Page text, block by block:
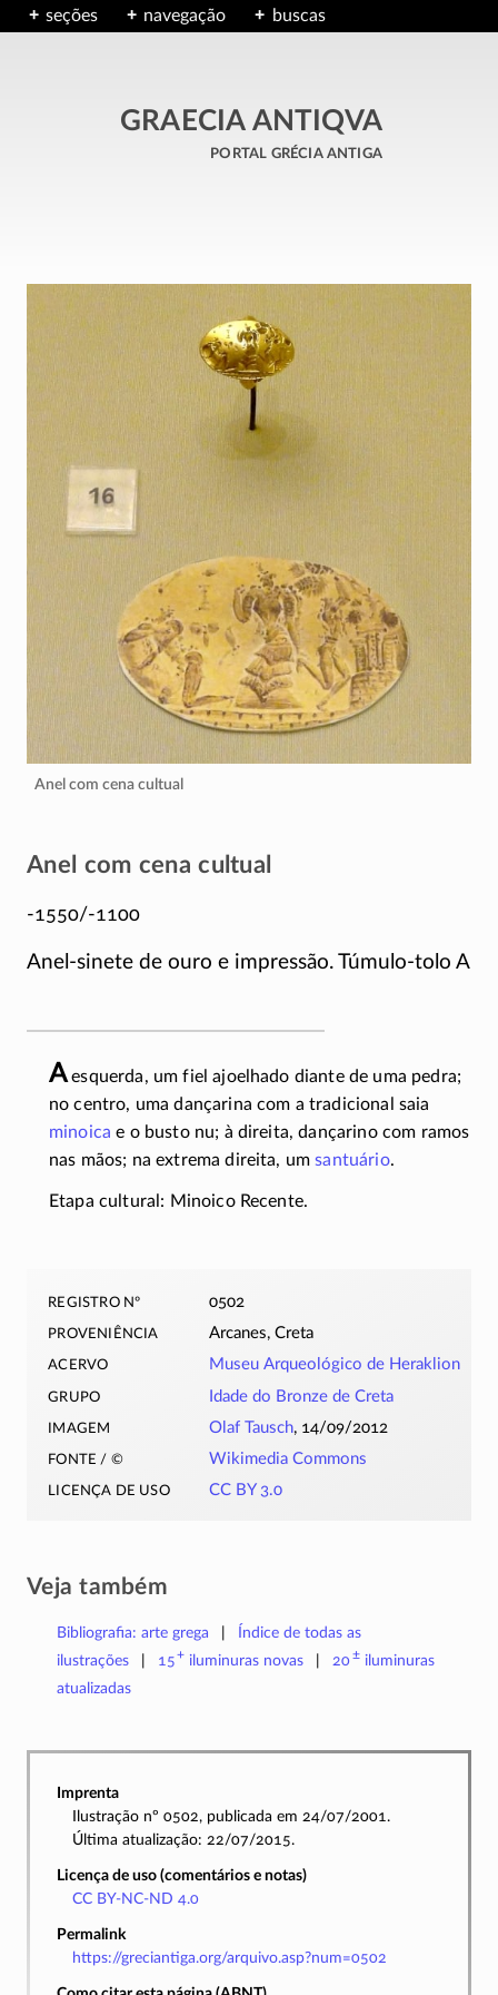
seções navegação buscas
GRAECIA ANTIQVA
portal grécia antiga
Anel com cena cultual
Anel com cena cultual
-1550/-1100
Anel-sinete de ouro e impressão. Túmulo-tolo A
Aesquerda, um fiel ajoelhado diante de uma pedra;
no centro, uma dançarina com a tradicional saia
minoica e o busto nu; à direita, dançarino com ramos
nas mãos; na extrema direita, umsantuário.
Etapa cultural: Minoico Recente.
registro nº 0502
proveniência Arcanes, Creta
acervo Museu Arqueológico de Heraklion
grupo Idade do Bronze de Creta
imagem Olaf Tausch, 14/09/2012
fonte / © Wikimedia Commons
licença de uso CC BY 3.0
Veja também
Bibliografia: arte grega
Índice de todas as
ilustrações
15+ iluminuras novas 20±iluminuras
atualizadas
Imprenta
Ilustração nº 0502, publicada em 24/07/2001.
Última atualização: 22/07/2015.
Licença de uso (comentários e notas)
CC BY-NC-ND 4.0
Permalink
https://greciantiga.org/arquivo.asp?num=0502